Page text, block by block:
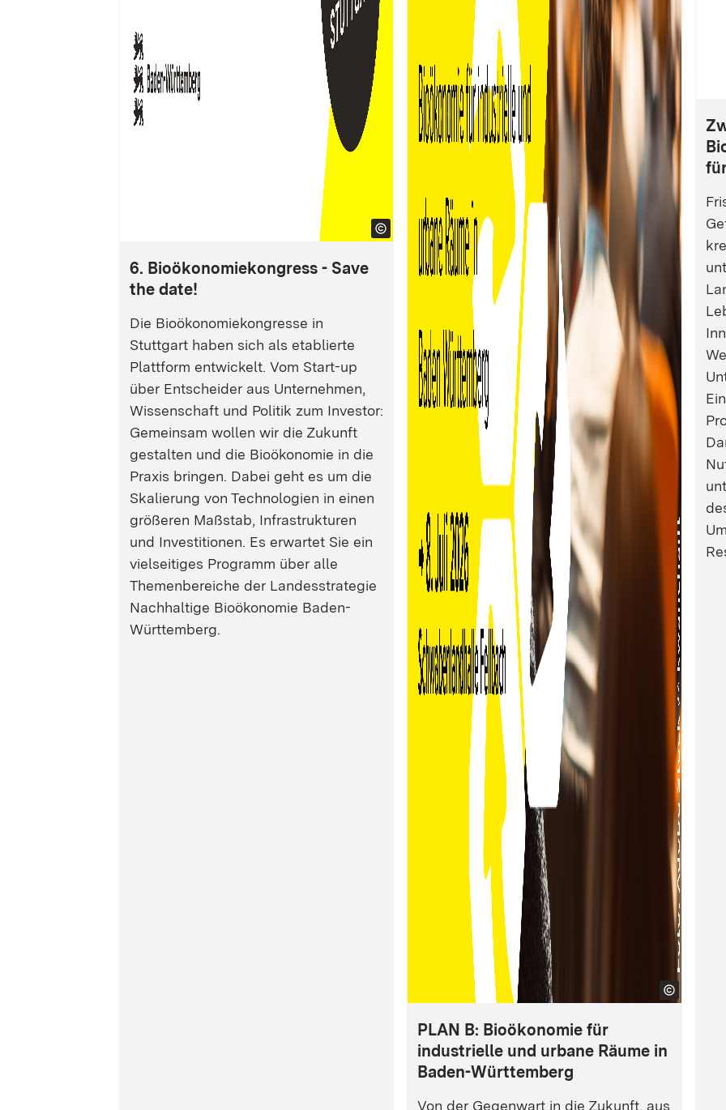
6. Bioökonomiekongress - Save
the date!
Die Bioökonomiekongresse in
Stuttgart haben sich als etablierte
Plattform entwickelt. Vom Start-up
über Entscheider aus Unternehmen,
Wissenschaft und Politik zum Investor:
Gemeinsam wollen wir die Zukunft
gestalten und die Bioökonomie in die
Praxis bringen. Dabei geht es um die
Skalierung von Technologien in einen
größeren Maßstab, Infrastrukturen
und Investitionen. Es erwartet Sie ein
vielseitiges Programm über alle
Themenbereiche der Landesstrategie
Nachhaltige Bioökonomie Baden-
Württemberg.
PLAN B: Bioökonomie für
industrielle und urbane Räume in
Baden-Württemberg
Von der Gegenwart in die Zukunft, aus